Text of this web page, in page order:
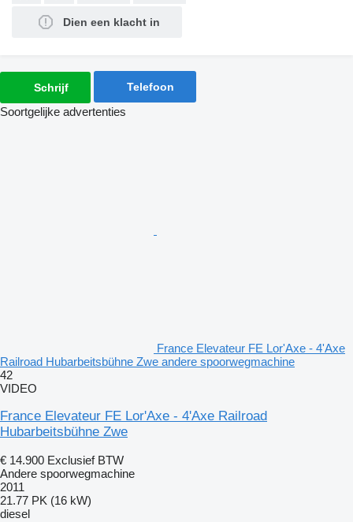
Dien een klacht in
Schrijf Telefoon
Soortgelijke advertenties
France Elevateur FE Lor'Axe - 4'Axe
Railroad Hubarbeitsbühne Zwe andere spoorwegmachine
42
VIDEO
France Elevateur FE Lor'Axe - 4'Axe Railroad
Hubarbeitsbühne Zwe
€ 14.900 Exclusief BTW
Andere spoorwegmachine
2011
21.77 PK (16 kW)
diesel